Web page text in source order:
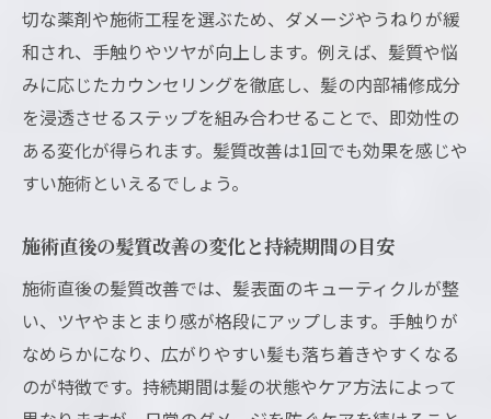
切な薬剤や施術工程を選ぶため、ダメージやうねりが緩
和され、手触りやツヤが向上します。例えば、髪質や悩
みに応じたカウンセリングを徹底し、髪の内部補修成分
を浸透させるステップを組み合わせることで、即効性の
ある変化が得られます。髪質改善は1回でも効果を感じや
すい施術といえるでしょう。
施術直後の髪質改善の変化と持続期間の目安
施術直後の髪質改善では、髪表面のキューティクルが整
い、ツヤやまとまり感が格段にアップします。手触りが
なめらかになり、広がりやすい髪も落ち着きやすくなる
のが特徴です。持続期間は髪の状態やケア方法によって